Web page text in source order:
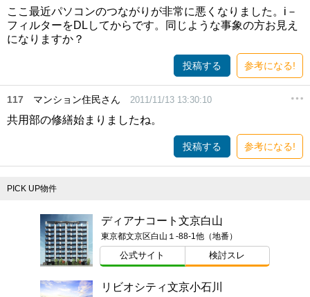
ここ最近パソコンのつながりが非常に悪くなりました。i－
フィルターをDLしてからです。同じような事象の方お見え
になりますか？
投稿する 参考になる!
117 マンション住民さん 2011/11/13 13:30:10
共用部の修繕始まりましたね。
投稿する 参考になる!
PICK UP物件
ディアナコート文京白山
東京都文京区白山１-88-1他（地番）
公式サイト 検討スレ
リビオシティ文京小石川